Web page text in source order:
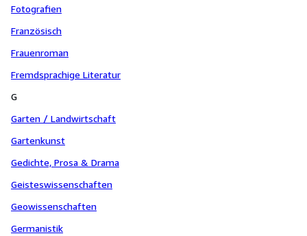
Fotografien
Französisch
Frauenroman
Fremdsprachige Literatur
G
Garten / Landwirtschaft
Gartenkunst
Gedichte, Prosa & Drama
Geisteswissenschaften
Geowissenschaften
Germanistik